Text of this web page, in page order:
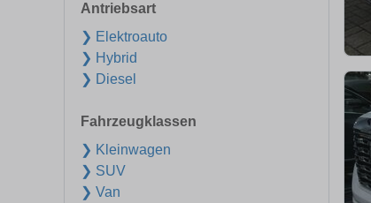
Antriebsart
❯ Elektroauto
❯ Hybrid
❯ Diesel
Fahrzeugklassen
❯ Kleinwagen
❯ SUV
❯ Van